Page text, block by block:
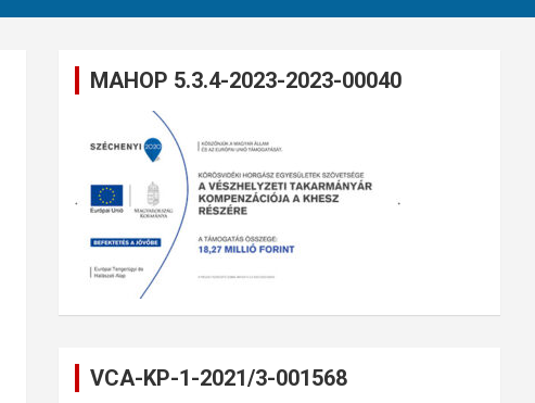
MAHOP 5.3.4-2023-2023-00040
VCA-KP-1-2021/3-001568